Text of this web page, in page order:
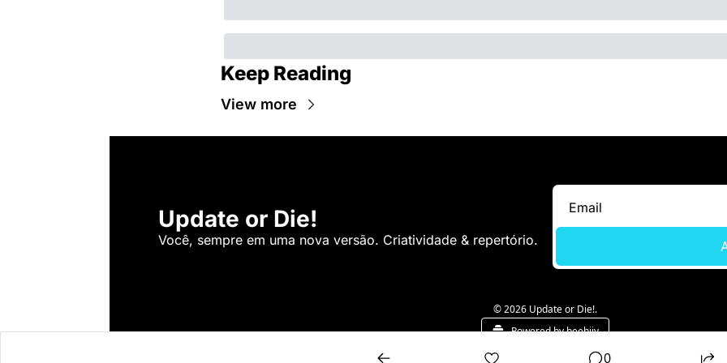
Keep Reading
View more
Update or Die!
Você, sempre em uma nova versão. Criatividade & repertório.
© 2026 Update or Die!.
Powered by beehiiv
0